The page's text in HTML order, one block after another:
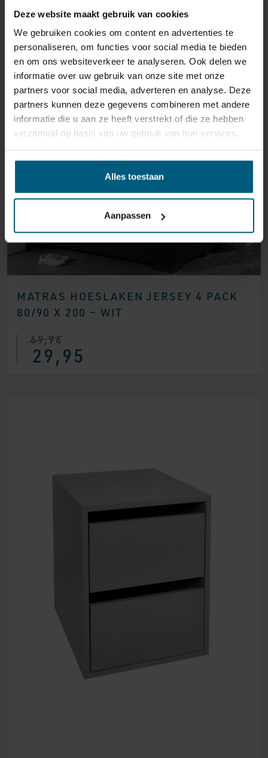
Deze website maakt gebruik van cookies
We gebruiken cookies om content en advertenties te
personaliseren, om functies voor social media te bieden
en om ons websiteverkeer te analyseren. Ook delen we
informatie over uw gebruik van onze site met onze
partners voor social media, adverteren en analyse. Deze
partners kunnen deze gegevens combineren met andere
informatie die u aan ze heeft verstrekt of die ze hebben
verzameld op basis van uw gebruik van hun services.
Alles toestaan
Aanpassen
GERELATEERDE PRODUCTEN
MATRAS HOESLAKEN JERSEY 4 PACK
80/90 X 200 – WIT
69,96
Oorspronkelijke
prijs
was:
29,95
Huidige
prijs
is: